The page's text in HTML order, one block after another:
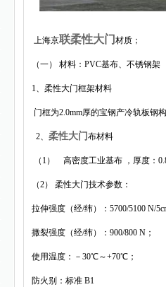
上海京联柔性大门 材质；
（一） 材料： PVC基布、不锈钢架
1、 柔性大门框架材料
门框为2.0mm厚的宝钢产冷轨板钢构
2、 柔性大门布材料
（ 1） 高密度工业基布 ，厚度：
（2） 柔性大门技术参数：
拉伸强度（经/纬）： 5700/5100 N/
撒裂强度（经/纬）： 900/800 N ；
使用温度：－ 30℃～+70℃；
防火别：标准 B1